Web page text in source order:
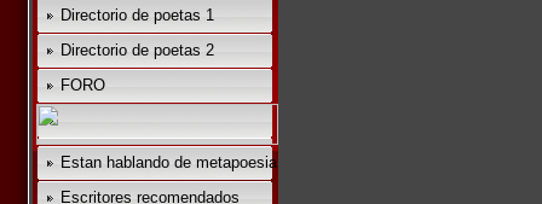
Directorio de poetas 1
Directorio de poetas 2
FORO
Estan hablando de metapoesia
Escritores recomendados